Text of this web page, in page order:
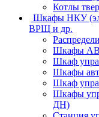
Котлы
Шкафы НКУ
ВРЩ и др.
Шкафы
Шкаф
Шкафы
Шкаф
Шкафы
ДН)